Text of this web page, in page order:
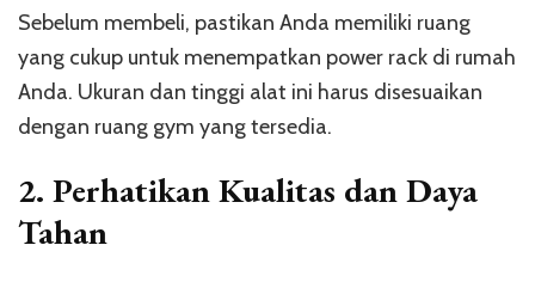
Sebelum membeli, pastikan Anda memiliki ruang
yang cukup untuk menempatkan power rack di rumah
Anda. Ukuran dan tinggi alat ini harus disesuaikan
dengan ruang gym yang tersedia.
2. Perhatikan Kualitas dan Daya
Tahan